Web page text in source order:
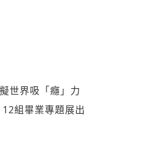
世界吸「癮」力
組畢業專題展出